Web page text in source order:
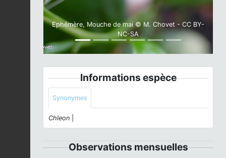
Ephémère, Mouche de mai © M. Chovet - CC BY-
NC-SA
Informations espèce
Synonymes
Chleon
Observations mensuelles